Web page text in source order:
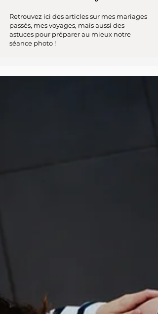
Retrouvez ici des articles sur mes mariages
passés, mes voyages, mais aussi des
astuces pour préparer au mieux notre
séance photo !